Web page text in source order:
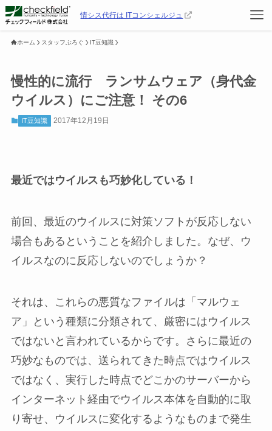
情シス代行は ITコンシェルジュ
ホーム スタッフぶろぐ IT豆知識
慢性的に流行 ランサムウェア（身代金
ウイルス）にご注意！ その6
IT豆知識 2017年12月19日
最近ではウイルスも巧妙化している！
前回、最近のウイルスに対策ソフトが反応しない
場合もあるということを紹介しました。なぜ、ウ
イルスなのに反応しないのでしょうか？
それは、これらの悪質なファイルは「マルウェ
ア」という種類に分類されて、厳密にはウイルス
ではないと言われているからです。さらに最近の
巧妙なものでは、送られてきた時点ではウイルス
ではなく、実行した時点でどこかのサーバーから
インターネット経由でウイルス本体を自動的に取
り寄せ、ウイルスに変化するようなものまで発生